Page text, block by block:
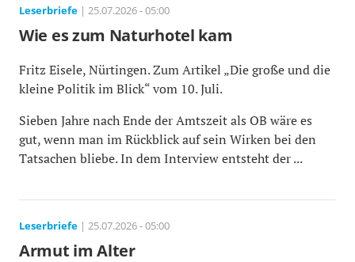
Leserbriefe | 25.07.2026 - 05:00
Wie es zum Naturhotel kam
Fritz Eisele, Nürtingen. Zum Artikel „Die große und die
kleine Politik im Blick“ vom 10. Juli.
Sieben Jahre nach Ende der Amtszeit als OB wäre es
gut, wenn man im Rückblick auf sein Wirken bei den
Tatsachen bliebe. In dem Interview entsteht der ...
Leserbriefe | 25.07.2026 - 05:00
Armut im Alter